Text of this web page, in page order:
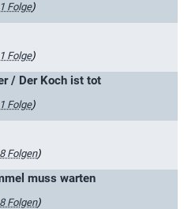
1 Folge)
1 Folge)
/ Der Koch ist tot
1 Folge)
8 Folgen)
muss warten
8 Folgen)